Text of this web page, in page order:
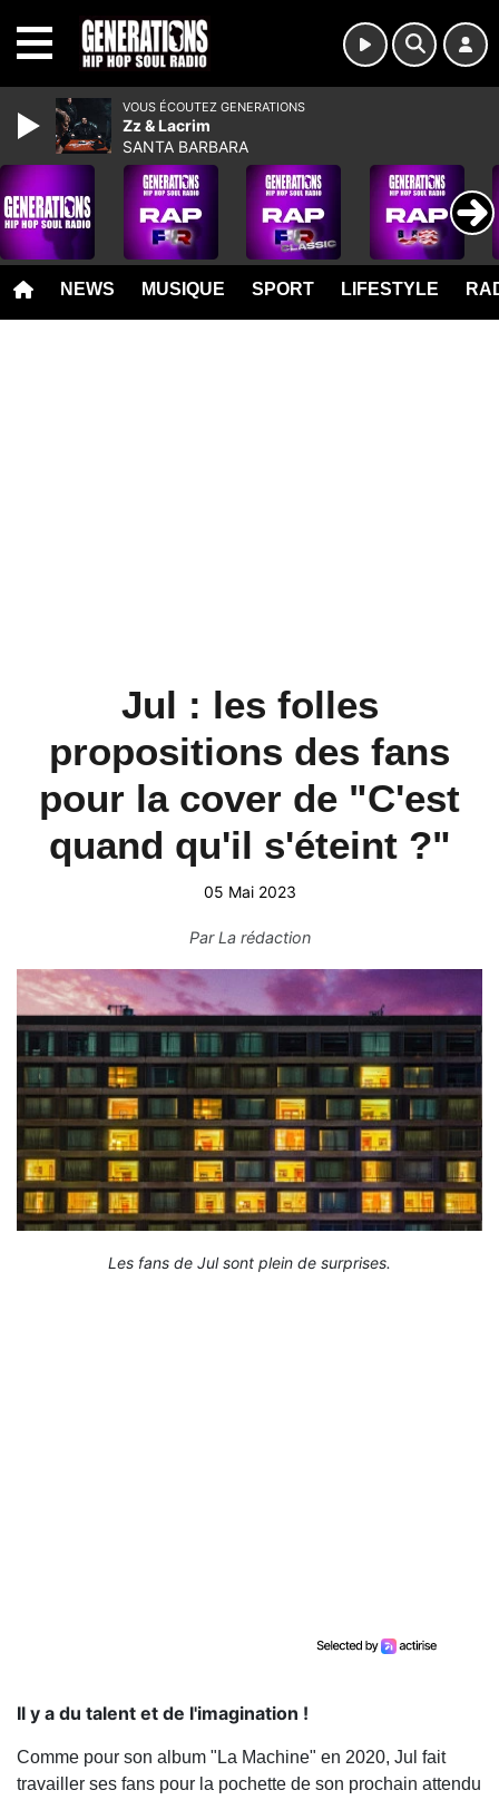
NEWS MUSIQUE SPORT LIFESTYLE
Jul : les folles
propositions des fans
pour la cover de "C'est
quand qu'il s'éteint ?"
05 Mai 2023
ParLa rédaction
Les fans de Jul sont plein de surprises.
Il y a du talent et de l'imagination !
Comme pour son album "La Machine" en 2020, Jul fait
travailler ses fans pour la pochette de son prochain attendu
VOUS ÉCOUTEZ GENERATIONS
Zz & Lacrim
SANTA BARBARA